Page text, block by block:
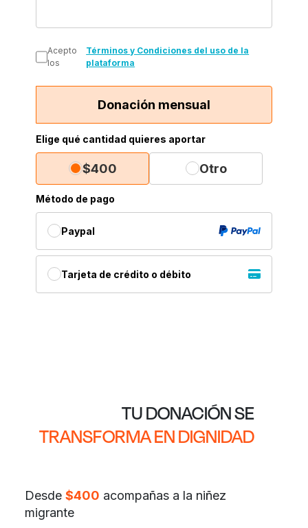
Acepto
los
Términos y Condiciones del uso de la
plataforma
Donación mensual
Elige qué cantidad quieres aportar
$400 Otro
Método de pago
Paypal
Tarjeta de crédito o débito
TU DONACIÓN SE
TRANSFORMAEN DIGNIDAD
Desde $400 acompañas a la niñez
migrante